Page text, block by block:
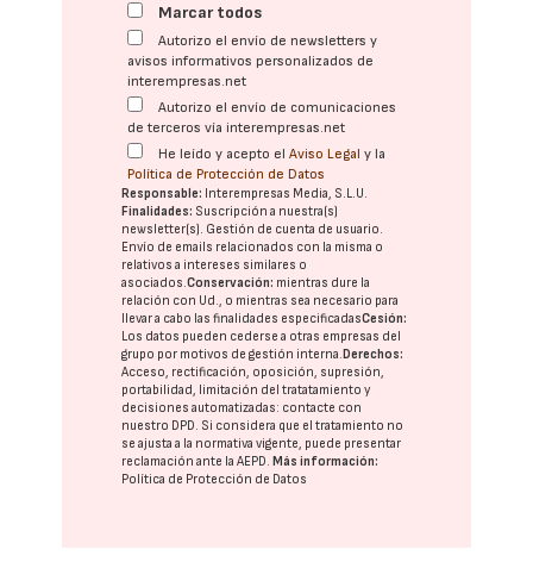
Marcar todos
Autorizo el envío de newsletters y
avisos informativos personalizados de
interempresas.net
Autorizo el envío de comunicaciones
de terceros vía interempresas.net
He leído y acepto elAviso Legal y la
Política de Protección de Datos
Responsable: Interempresas Media, S.L.U.
Finalidades: Suscripción a nuestra(s)
newsletter(s). Gestión de cuenta de usuario.
Envío de emails relacionados con la misma o
relativos a intereses similares o
asociados.Conservación: mientras dure la
relación con Ud., o mientras sea necesario para
llevar a cabo las finalidades especificadasCesión:
Los datos pueden cederse a otras empresas del
grupo por motivos de gestión interna.Derechos:
Acceso, rectificación, oposición, supresión,
portabilidad, limitación del tratatamiento y
decisiones automatizadas: contacte con
nuestro DPD . Si considera que el tratamiento no
se ajusta a la normativa vigente, puede presentar
reclamación ante laAEPD .Más información:
Política de Protección de Datos